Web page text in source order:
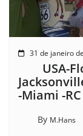
31 de janeiro
USA-
-Miami -
By M.Hans